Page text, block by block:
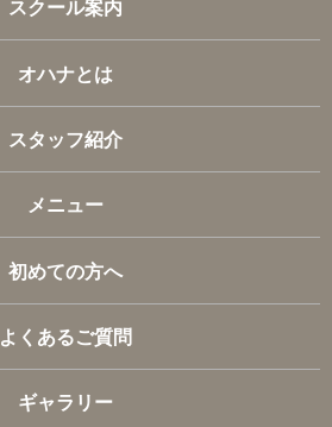
スクール案内
オハナとは
スタッフ紹介
メニュー
初めての方へ
よくあるご質問
ギャラリー